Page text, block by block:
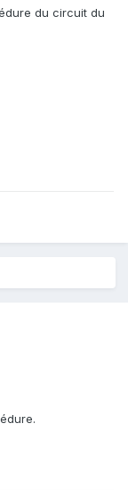
du circuit du